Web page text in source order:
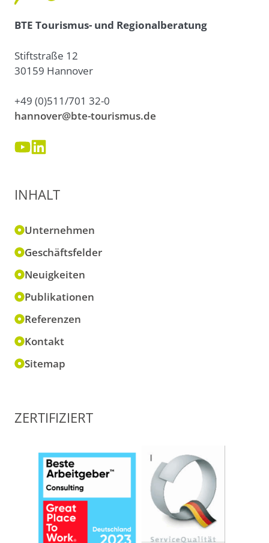
BTE Tourismus- und Regionalberatung
Stiftstraße 12
30159 Hannover
+49 (0)511/701 32-0
hannover@bte-tourismus.de
INHALT
Unternehmen
Geschäftsfelder
Neuigkeiten
Publikationen
Referenzen
Kontakt
Sitemap
ZERTIFIZIERT